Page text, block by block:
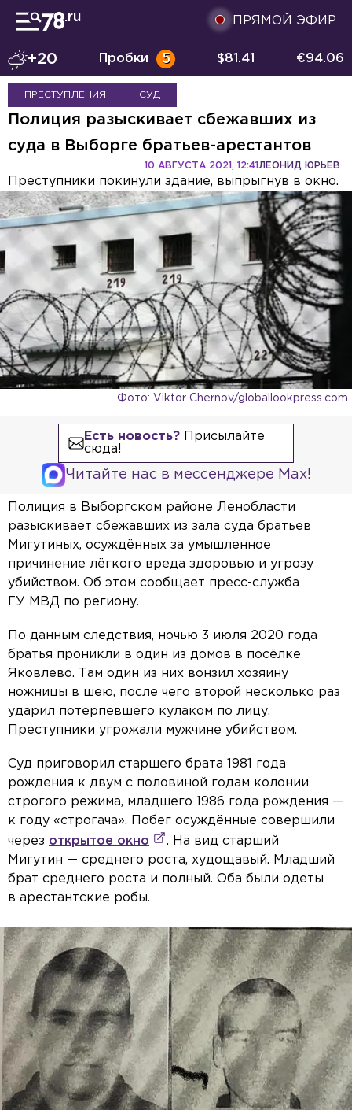
ПРЯМОЙ ЭФИР
+20 Пробки 5 $81.41 €94.06
ПРЕСТУПЛЕНИЯ СУД
Полиция разыскивает сбежавших из
суда в Выборге братьев-арестантов
ЛЕОНИД ЮРЬЕВ
10 АВГУСТА 2021, 12:41
Преступники покинули здание, выпрыгнув в окно.
Фото: Viktor Chernov/globallookpress.com
Есть новость?Присылайте
сюда!
Читайте нас в мессенджере Max!
Полиция в Выборгском районе Ленобласти
разыскивает сбежавших из зала суда братьев
Мигутиных, осуждённых за умышленное
причинение лёгкого вреда здоровью и угрозу
убийством. Об этом сообщает пресс-служба
ГУ МВД по региону.
По данным следствия, ночью 3 июля 2020 года
братья проникли в один из домов в посёлке
Яковлево. Там один из них вонзил хозяину
ножницы в шею, после чего второй несколько раз
ударил потерпевшего кулаком по лицу.
Преступники угрожали мужчине убийством.
Суд приговорил старшего брата 1981 года
рождения к двум с половиной годам колонии
строгого режима, младшего 1986 года рождения —
к году «строгача». Побег осуждённые совершили
через открытое окно
. На вид старший
Мигутин — среднего роста, худощавый. Младший
брат среднего роста и полный. Оба были одеты
в арестантские робы.